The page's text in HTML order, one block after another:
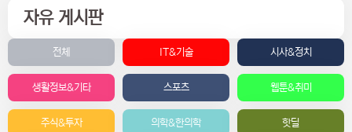
자유 게시판
전체 IT&기술 시사&정치
생활정보&기타 스포츠 웹툰&취미
주식&투자 의학&한의학 핫딜